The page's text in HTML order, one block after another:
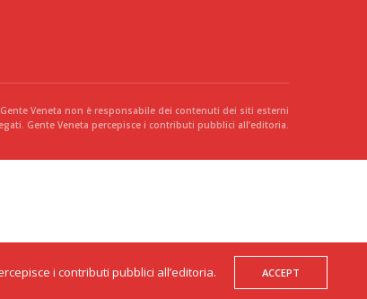
Gente Veneta non è responsabile dei contenuti dei siti esterni
Gente Veneta percepisce i contributi pubblici all’editoria.
i contributi pubblici all’editoria. ACCEPT